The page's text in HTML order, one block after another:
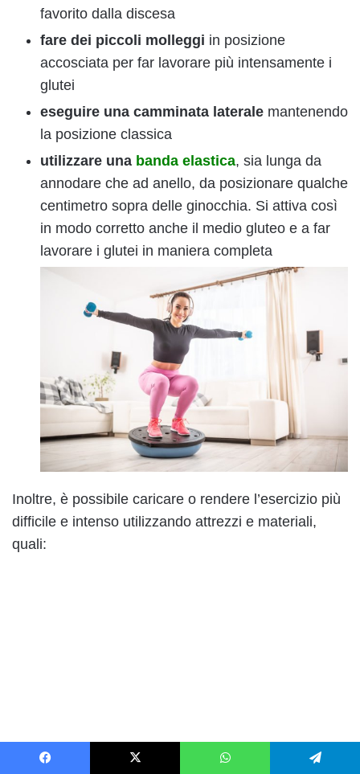
favorito dalla discesa
fare dei piccoli molleggi in posizione
accosciata per far lavorare più intensamente i
glutei
eseguire una camminata laterale mantenendo
la posizione classica
utilizzare una banda elastica, sia lunga da
annodare che ad anello, da posizionare qualche
centimetro sopra delle ginocchia. Si attiva così
in modo corretto anche il medio gluteo e a far
lavorare i glutei in maniera completa
Inoltre, è possibile caricare o rendere l’esercizio più
difficile e intenso utilizzando attrezzi e materiali,
quali: